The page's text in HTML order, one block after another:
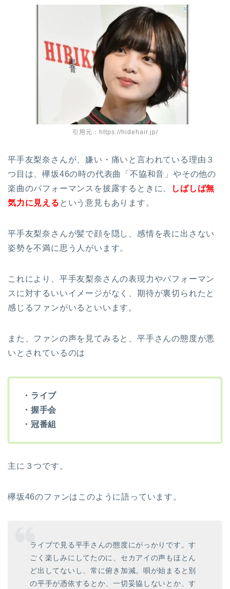
引用元：https://hidehair.jp/
平手友梨奈さんが、嫌い・痛いと言われている理由３
つ目は、欅坂46の時の代表曲「不協和音」やその他の
楽曲のパフォーマンスを披露するときに、
しばしば無
気力に見える という意見もあります。
平手友梨奈さんが髪で顔を隠し、感情を表に出さない
姿勢を不満に思う人がいます。
これにより、平手友梨奈さんの表現力やパフォーマン
スに対するいいイメージがなく、期待が裏切られたと
感じるファンがいるといいます。
また、ファンの声を見てみると、平手さんの態度が悪
いとされているのは
・ライブ
・握手会
・冠番組
主に３つです。
欅坂46のファンはこのように語っています。
ライブで見る平手さんの態度にがっかりです。す
ごく楽しみにしてたのに、セカアイの声もほとん
ど出してないし、常に俯き加減。唄が始まると別
の平手が憑依するとか、一切妥協しないとか、す